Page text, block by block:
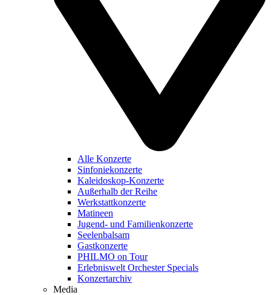
Alle Konzerte
Sinfoniekonzerte
Kaleidoskop-Konzerte
Außerhalb der Reihe
Werkstattkonzerte
Matineen
Jugend- und Familienkonzerte
Seelenbalsam
Gastkonzerte
PHILMO on Tour
Erlebniswelt Orchester Specials
Konzertarchiv
Media